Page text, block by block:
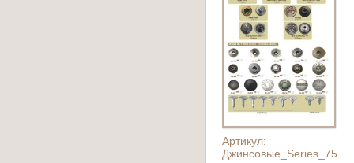
Артикул:
Джинсовые_Series_75